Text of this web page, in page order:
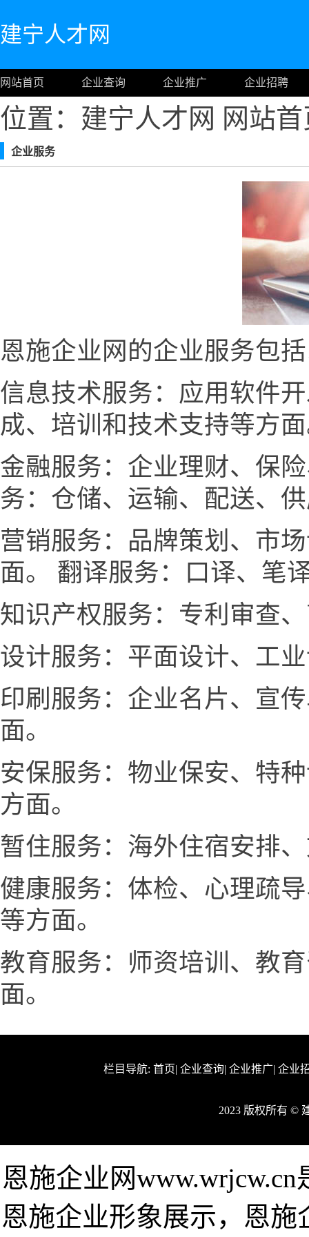
建宁人才网
网站首页 企业查询 企业推广 企业招聘
位置：建宁人才网 网站
企业服务
恩施企业网的企业服务包
信息技术服务：应用软件
成、培训和技术支持等方
金融服务：企业理财、保
务：仓储、运输、配送、
营销服务：品牌策划、市
面。 翻译服务：口译、笔
知识产权服务：专利审查
设计服务：平面设计、工
印刷服务：企业名片、宣
面。
安保服务：物业保安、特
方面。
暂住服务：海外住宿安排
健康服务：体检、心理疏
等方面。
教育服务：师资培训、教
面。
栏目导航: 首页| 企业查询| 企业推广| 企业
2023 版权所有 ©
恩施企业网
恩施企业形象展示，恩